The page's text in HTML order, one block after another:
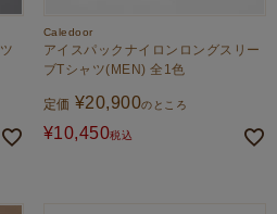
Caledoor
アイスパックナイロンロングスリー
ブTシャツ(MEN) 全1色
定価 ¥20,900のところ
¥10,450税込